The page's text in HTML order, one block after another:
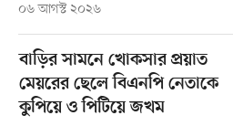
০৬ আগস্ট ২০২৬
বাড়ির সামনে খোকসার প্রয়াত
মেয়রের ছেলে বিএনপি নেতাকে
কুপিয়ে ও পিটিয়ে জখম